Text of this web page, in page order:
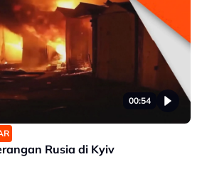
00:54
Rusia di Kyiv